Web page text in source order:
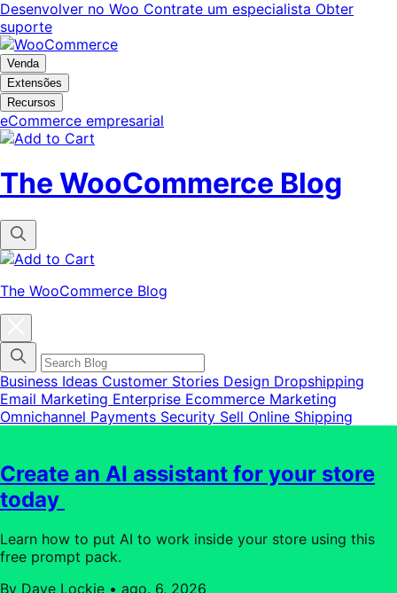
Pular
para
navegação
Pular
para
o
conteúdo
Desenvolver no Woo Contrate um especialista Obter
suporte
Venda
Extensões
Recursos
eCommerce empresarial
The WooCommerce Blog
The WooCommerce Blog
do
menu
de
categorias
do
blog
Business Ideas Customer Stories Design Dropshipping
Email Marketing Enterprise Ecommerce Marketing
Omnichannel Payments Security Sell Online Shipping
Create an AI assistant for your store
today
Learn how to put AI to work inside your store using this
free prompt pack.
By Dave Lockie • ago. 6, 2026